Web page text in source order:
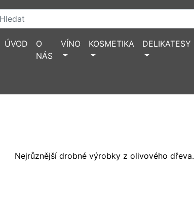
ÚVOD
O
NÁS
VÍNO KOSMETIKA DELIKATESY
Nejrůznější drobné výrobky z olivového dřeva.